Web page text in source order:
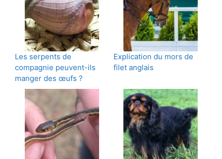
Les serpents de
compagnie peuvent-ils
manger des œufs ?
Explication du mors de
filet anglais